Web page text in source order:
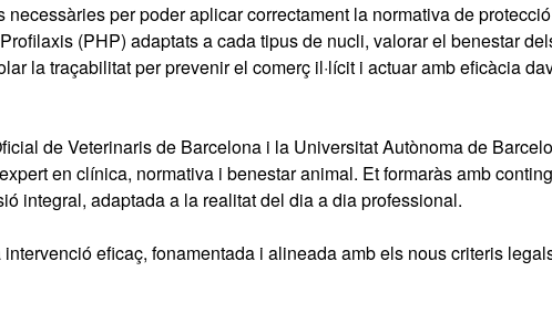
per poder aplicar correctament la normativa de protecció
(PHP) adaptats a cada tipus de nucli, valorar el benestar
la traçabilitat per prevenir el comerç il·lícit i actuar amb eficàcia
de Veterinaris de Barcelona i la Universitat Autònoma de
en clínica, normativa i benestar animal. Et formaràs amb
integral, adaptada a la realitat del dia a dia professional.
eficaç, fonamentada i alineada amb els nous criteris